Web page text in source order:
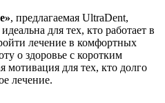
, предлагаемая UltraDent,
для тех, кто работает в
лечение в комфортных
о здоровье с коротким
мотивация для тех, кто долго
лечение.